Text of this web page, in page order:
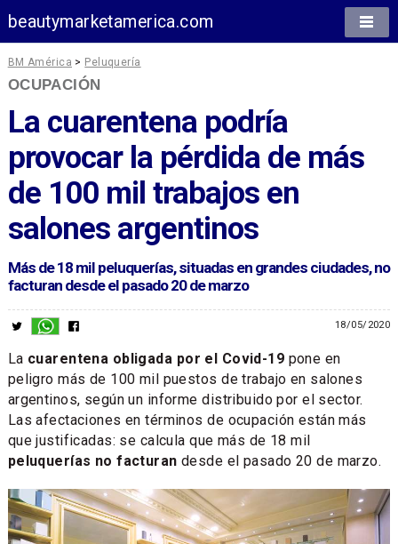
beautymarketamerica.com
BM América > Peluquería
OCUPACIÓN
La cuarentena podría
provocar la pérdida de más
de 100 mil trabajos en
salones argentinos
Más de 18 mil peluquerías, situadas en grandes ciudades, no
facturan desde el pasado 20 de marzo
18/05/2020
La cuarentena obligada por el Covid-19 pone en
peligro más de 100 mil puestos de trabajo en salones
argentinos, según un informe distribuido por el sector.
Las afectaciones en términos de ocupación están más
que justificadas: se calcula que más de 18 mil
peluquerías no facturan desde el pasado 20 de marzo.